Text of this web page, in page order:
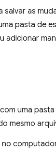
as
pasta de
uma
mesmo